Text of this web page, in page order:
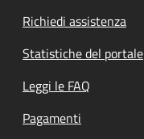
Richiedi assistenza
Statistiche del portale
Leggi le FAQ
Pagamenti